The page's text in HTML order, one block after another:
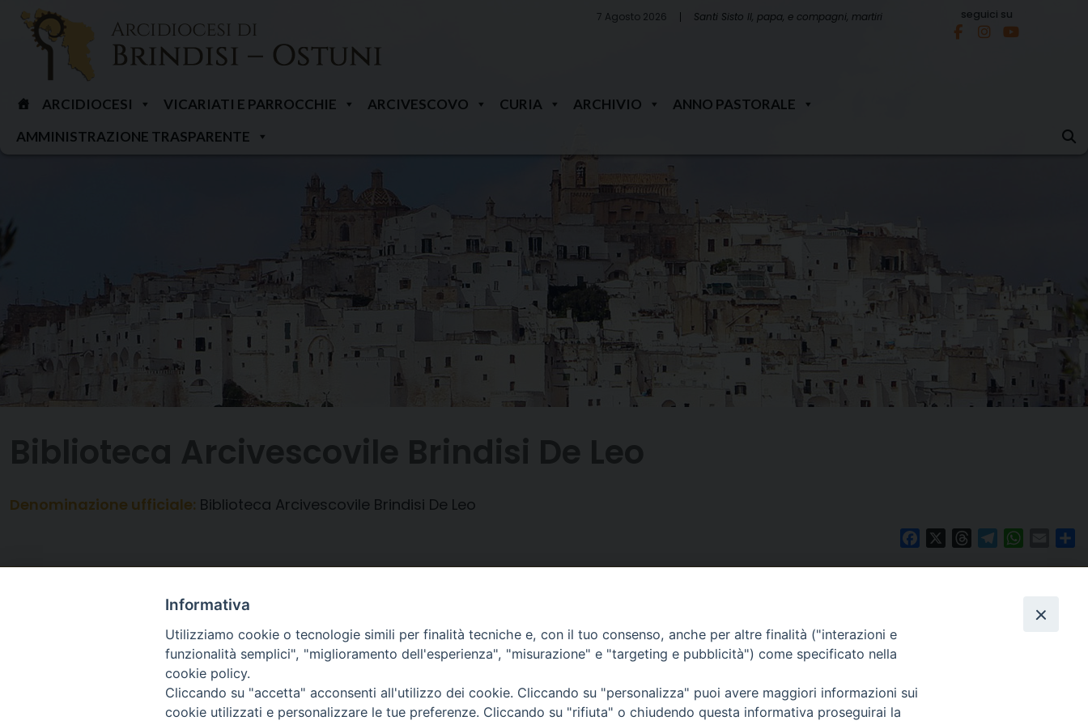
Skip
content
7 Agosto 2026 Santi Sisto II, papa, e compagni, martiri seguici su
ARCIDIOCESI VICARIATI E PARROCCHIE ARCIVESCOVO CURIA ARCHIVIO
ANNO PASTORALE
AMMINISTRAZIONE TRASPARENTE
Denominazione ufficiale: Biblioteca Arcivescovile Brindisi De Leo
FacebookThreadsTelegram Email
Piazza Duomo, 12 - 72100 Brindisi
Tel 0831.521958
Orari Curia
Mar. / Mer. / Giov. ore 9 - 13
13
WebMail
Informativa
Utilizziamo cookie o tecnologie simili per finalità tecniche e, con il tuo consenso, anche per altre finalità ("interazioni e
funzionalità semplici", "miglioramento dell'esperienza", "misurazione" e "targeting e pubblicità") come specificato nella
cookie policy.
Cliccando su "accetta" acconsenti all'utilizzo dei cookie. Cliccando su "personalizza" puoi avere maggiori informazioni sui
cookie utilizzati e personalizzare le tue preferenze. Cliccando su "rifiuta" o chiudendo questa informativa proseguirai la